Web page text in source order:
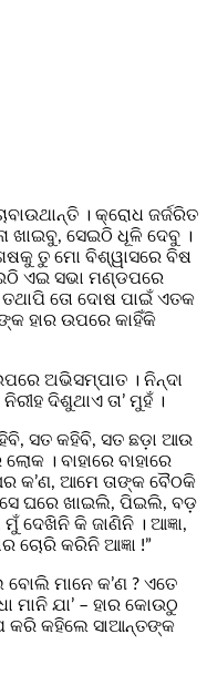
। କ୍ରୋଧ ଜର୍ଜରିତ
ଖାଇବୁ, ସେଇଠି ଧୂଳି ଦେବୁ ।
ତୁ ମୋ ବିଶ୍ୱାସରେ ବିଷ
ଏଇ ସଭା ମଣ୍ଡପରେ
ତୋ ଦୋଷ ପାଇଁ ଏତକ
ହାର ଉପରେ କାହିଁକି
ଅଭିସମ୍ପାତ । ନିନ୍ଦା
ଦିଶୁଥାଏ ତା’ ମୁହଁ ।
କହିବି, ସତ କହିବି, ସତ ଛଡ଼ା ଆଉ
। ବାହାରେ ବାହାରେ
କ’ଣ, ଆମେ ତାଙ୍କ ବୈଠକି
ଘରେ ଖାଇଲି, ପିଇଲି, ବଡ଼
ଦେଖିନି କି ଜାଣିନି । ଆଜ୍ଞା,
କରିନି ଆଜ୍ଞା !”
ମାନେ କ’ଣ ? ଏତେ
ଯା’ – ହାର କୋଉଠୁ
କରି କହିଲେ ସାଆନ୍ତଙ୍କ